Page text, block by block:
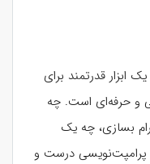
قدرتمند برای
و حرفه‌ای است. چه
بسازی، چه یک
پرامپت‌نویسی درست و